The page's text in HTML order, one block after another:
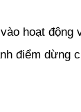
hoạt động
điểm dừng